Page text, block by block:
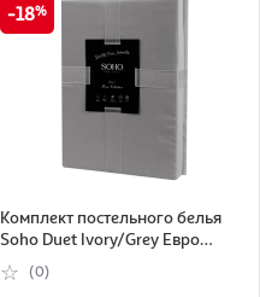
18
Комплект постельного белья
Soho Duet Ivory/Grey Евро
200х230 см (7152624)
(0)